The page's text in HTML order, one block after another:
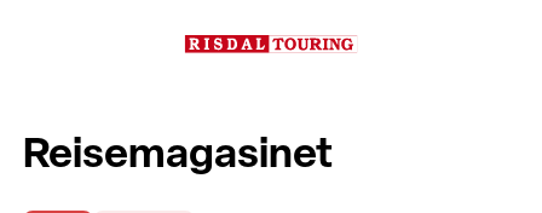
Reisemagasinet